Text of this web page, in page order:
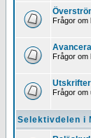
Frågor om
Frågor om
Utskrifter
Frågor om
Selektivdelen i